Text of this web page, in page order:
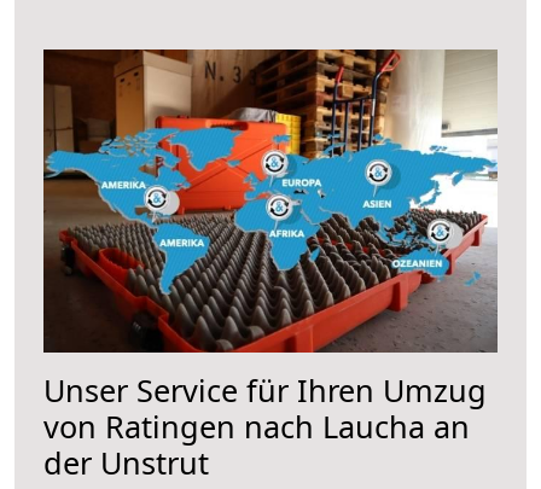
Unser Service für Ihren Umzug
von Ratingen nach Laucha an
der Unstrut